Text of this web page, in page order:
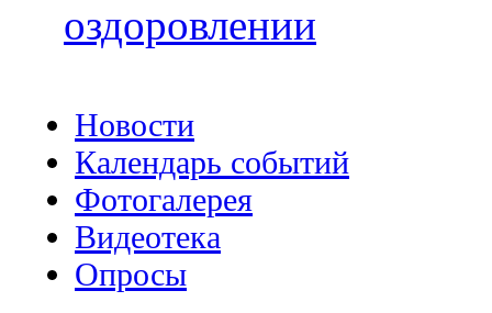
оздоровлении
Новости
Календарь событий
Фотогалерея
Видеотека
Опросы